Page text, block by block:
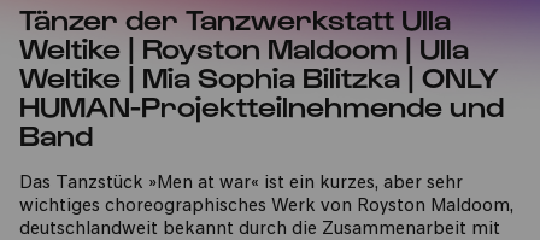
Tänzer der Tanzwerkstatt Ulla
Weltike | Royston Maldoom | Ulla
Weltike | Mia Sophia Bilitzka | ONLY
HUMAN-Projektteilnehmende und
Band
Das Tanzstück »Men at war« ist ein kurzes, aber sehr
wichtiges choreographisches Werk von Royston Maldoom,
deutschlandweit bekannt durch die Zusammenarbeit mit